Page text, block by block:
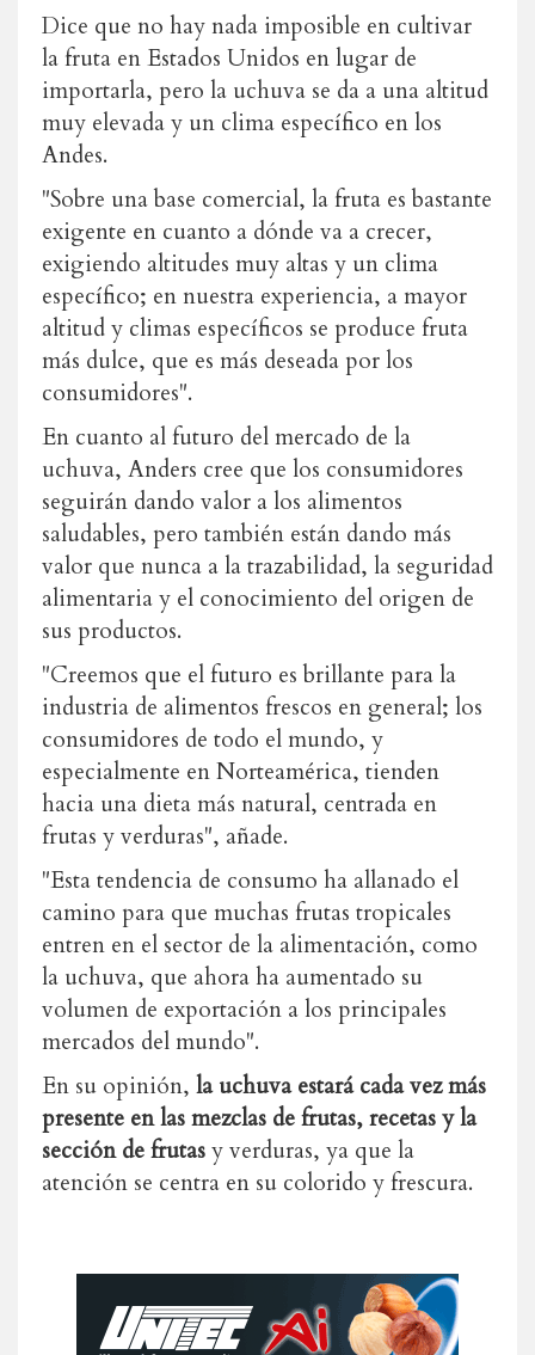
Dice que no hay nada imposible en cultivar
la fruta en Estados Unidos en lugar de
importarla, pero la uchuva se da a una altitud
muy elevada y un clima específico en los
Andes.
"Sobre una base comercial, la fruta es bastante
exigente en cuanto a dónde va a crecer,
exigiendo altitudes muy altas y un clima
específico; en nuestra experiencia, a mayor
altitud y climas específicos se produce fruta
más dulce, que es más deseada por los
consumidores".
En cuanto al futuro del mercado de la
uchuva, Anders cree que los consumidores
seguirán dando valor a los alimentos
saludables, pero también están dando más
valor que nunca a la trazabilidad, la seguridad
alimentaria y el conocimiento del origen de
sus productos.
"Creemos que el futuro es brillante para la
industria de alimentos frescos en general; los
consumidores de todo el mundo, y
especialmente en Norteamérica, tienden
hacia una dieta más natural, centrada en
frutas y verduras", añade.
"Esta tendencia de consumo ha allanado el
camino para que muchas frutas tropicales
entren en el sector de la alimentación, como
la uchuva, que ahora ha aumentado su
volumen de exportación a los principales
mercados del mundo".
En su opinión, la uchuva estará cada vez más
presente en las mezclas de frutas, recetas y la
sección de frutasy verduras, ya que la
atención se centra en su colorido y frescura.